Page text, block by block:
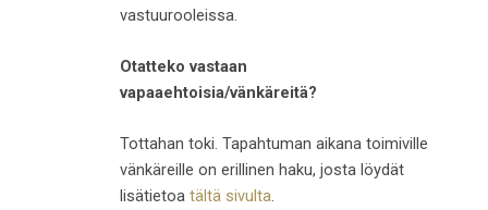
vastuurooleissa.
Otatteko vastaan
vapaaehtoisia/vänkäreitä?
Tottahan toki. Tapahtuman aikana toimiville
vänkäreille on erillinen haku, josta löydät
lisätietoa tältä sivulta.